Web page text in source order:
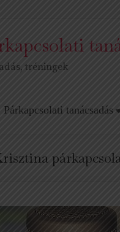
tréningek
Párkapcsolati tanácsadás